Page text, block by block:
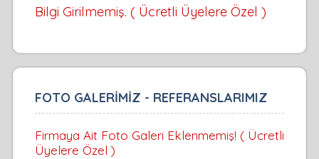
Bilgi Girilmemiş. ( Ücretli Üyelere Özel )
FOTO GALERİMİZ - REFERANSLARIMIZ
Firmaya Ait Foto Galeri Eklenmemiş! ( Ücretli
Üyelere Özel )